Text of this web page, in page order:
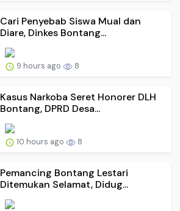
Cari Penyebab Siswa Mual dan
Diare, Dinkes Bontang...
9 hours ago 8
Kasus Narkoba Seret Honorer DLH
Bontang, DPRD Desa...
10 hours ago 8
Pemancing Bontang Lestari
Ditemukan Selamat, Didug...